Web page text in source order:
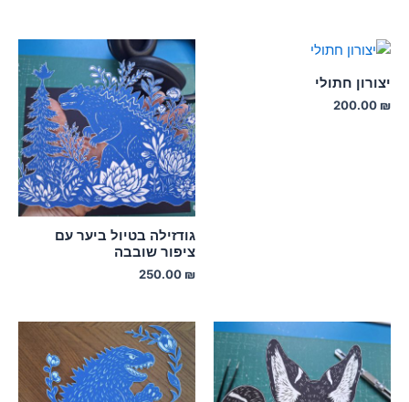
יצורון חתולי
200.00 ₪
גודזילה בטיול ביער עם
ציפור שובבה
250.00 ₪